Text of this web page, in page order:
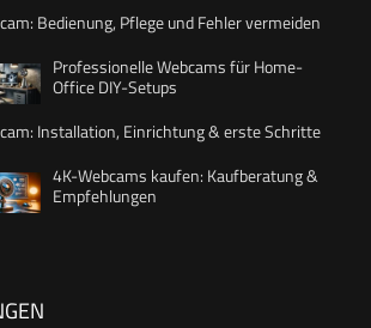
Bedienung, Pflege und Fehler vermeiden
Professionelle Webcams für Home-
Office DIY-Setups
Installation, Einrichtung & erste Schritte
4K-Webcams kaufen: Kaufberatung &
Empfehlungen